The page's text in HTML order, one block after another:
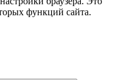
функций сайта.